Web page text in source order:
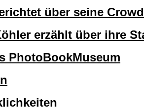
über seine
erzählt über ihre
PhotoBookMuseum